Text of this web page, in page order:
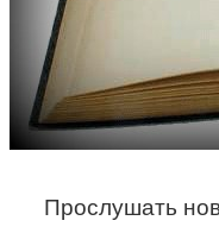
Прослушать